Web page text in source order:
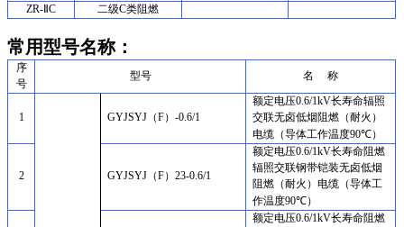
ZR-ⅡC
二级C类阻燃
常用型号名称：
序
号
型号 名 称
1 GYJSYJ （F）-0.6/1
额定电压0.6/1kV长寿命辐照
交联无卤低烟阻燃（耐火）
电缆（导体工作温度90℃）
2 GYJSYJ （F）23-0.6/1
额定电压0.6/1kV长寿命阻燃
辐照交联钢带铠装无卤低烟
阻燃（耐火）电缆（导体工
作温度90℃）
额定电压0.6/1kV长寿命阻燃